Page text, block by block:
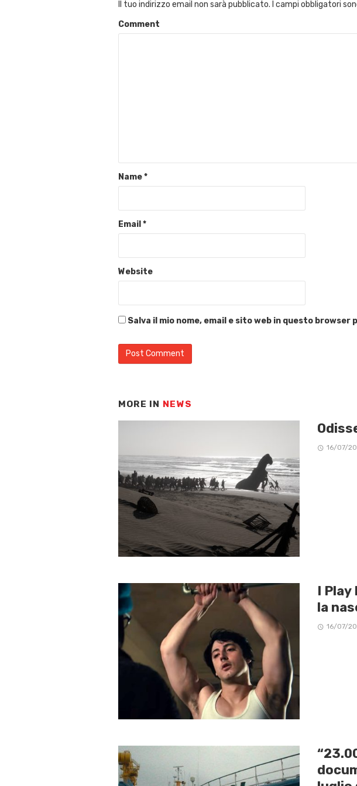
Il tuo indirizzo email non sarà pubblicato. I campi obbligatori
Comment
Name*
Email *
Website
Salva il mio nome, email e sito web in questo
MORE IN NEWS
16/07/
I
la
16/07/